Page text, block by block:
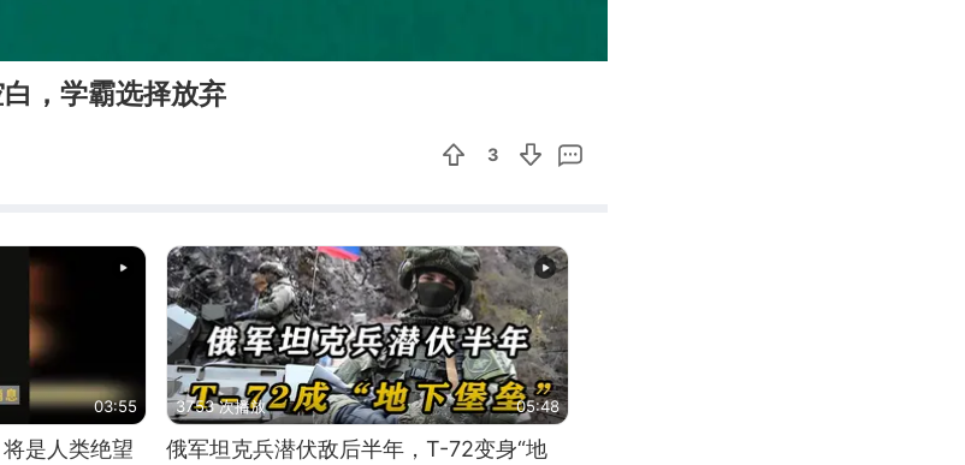
，学霸选择放弃
3
03:55
是人类绝望
3753 次播放 05:48
俄军坦克兵潜伏敌后半年，T-72变身“地